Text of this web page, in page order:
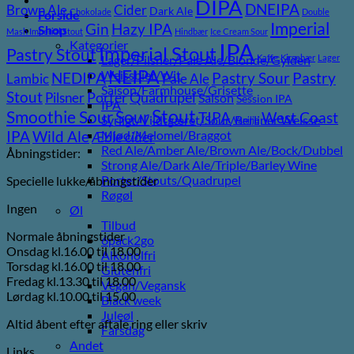
Forside
Shop
Kategorier
Lager/Pilsner/Pale Ale/Blonde/Gylden
Weissbier/Wit
Saison/Farmhouse/Grisette
IPA
Syrligt/Vildtgæret/Sour/Berliner Weisse
Mjød/Melomel/Braggot
Red Ale/Amber Ale/Brown Ale/Bock/Dubbel
Strong Ale/Dark Ale/Triple/Barley Wine
Porter/Stouts/Quadrupel
Røgøl
Øl
Tilbud
6pack2go
Alkoholfri
Glutenfri
Vegan/Vegansk
Black week
Juleøl
Farsdag
Andet
Brown Ale Chokolade Cider Dark Ale DIPA DNEIPA Double
Mash Imperial Stout Gin Hazy IPA Hindbær Ice Cream Sour Imperial
Pastry StoutImperial StoutIPA Kaffe Kirsebær Lager
LambicNEDIPANEIPAPale Ale Pastry Sour Pastry
StoutPilsnerPorterQuadrupelSaisonSession IPA
Smoothie SourSourStoutTIPA Vanilje West Coast
IPAWild AleÆble cider
Åbningstider:
Specielle lukke/åbningstider
Ingen
Normale åbningstider
Onsdag kl.16.00 til 18.00
Torsdag kl.16.00 til 18.00
Fredag kl.13.30 til 18.00
Lørdag kl.10.00 til 15.00
Altid åbent efter aftale ring eller skriv